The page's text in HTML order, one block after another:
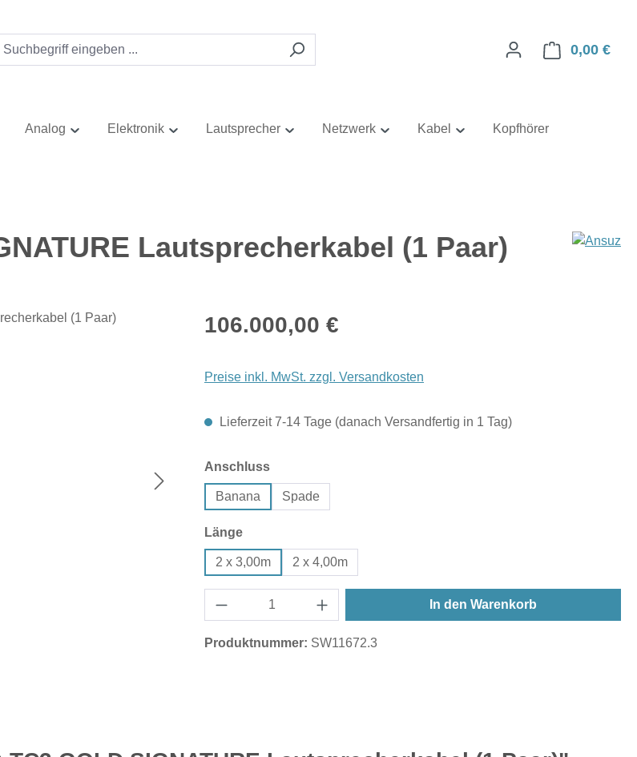
0,00 €
Analog Elektronik Lautsprecher Netzwerk Kabel Kopfhörer
Lautsprecherkabel (1 Paar)
Regulärer Preis:
106.000,00 €
Preise inkl. MwSt. zzgl. Versandkosten
Lieferzeit 7-14 Tage (danach Versandfertig in 1 Tag)
Anschlussauswählen
Banana Spade
Längeauswählen
2 x 3,00m 2 x 4,00m
In den Warenkorb
Produktnummer: SW11672.3